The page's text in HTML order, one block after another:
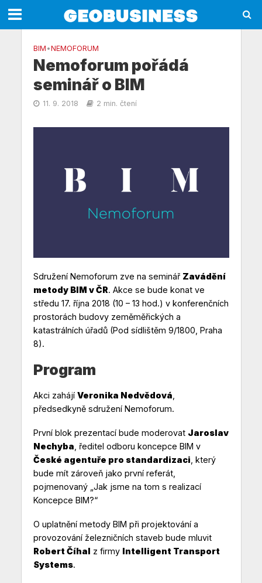
BIM •NEMOFORUM
Nemoforum pořádá
seminář o BIM
11. 9. 2018 2 min. čtení
Sdružení Nemoforum zve na seminář Zavádění
metody BIM v ČR. Akce se bude konat ve
středu 17. října 2018 (10 – 13 hod.) v konferenčních
prostorách budovy zeměměřických a
katastrálních úřadů (Pod sídlištěm 9/1800, Praha
8).
Program
Akci zahájí Veronika Nedvědová
předsedkyně sdružení Nemoforum.
První blok prezentací bude moderovat Jaroslav
Nechyba , ředitel odboru koncepce BIM v
České agentuře pro standardizaci , který
bude mít zároveň jako první referát,
pojmenovaný „Jak jsme na tom s realizací
Koncepce BIM?“
O uplatnění metody BIM při projektování a
provozování železničních staveb bude mluvit
Robert Číhal z firmy Intelligent Transport
Systems.